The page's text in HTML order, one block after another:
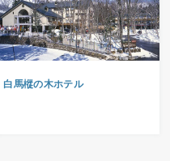
白馬樅の木ホテル